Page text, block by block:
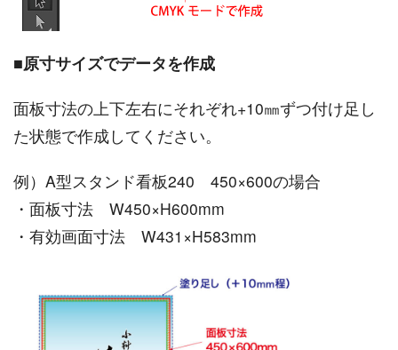
■原寸サイズでデータを作成
面板寸法の上下左右にそれぞれ+10㎜ずつ付け足し
た状態で作成してください。
例）A型スタンド看板240 450×600の場合
・面板寸法 W450×H600mm
・有効画面寸法 W431×H583mm